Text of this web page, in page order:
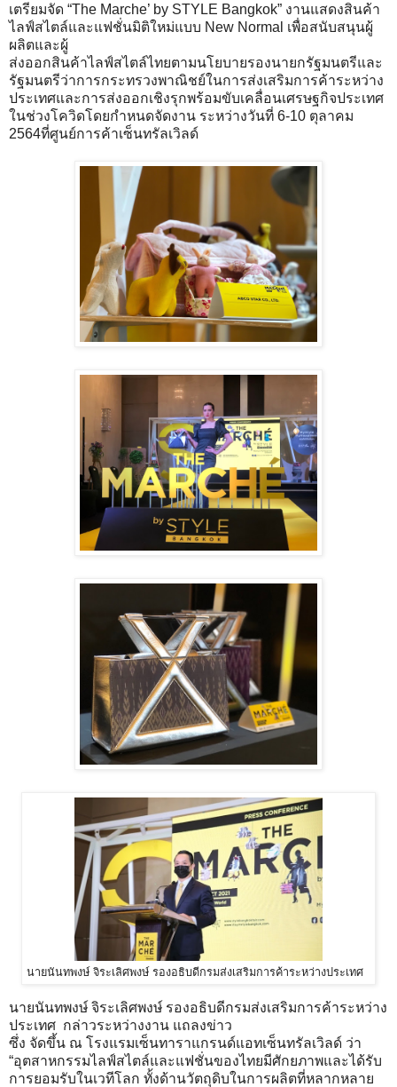
เตรียมจัด “The Marche’ by STYLE Bangkok” งานแสดงสินค้า
ไลฟ์สไตล์และแฟชั่นมิติใหม่แบบ New Normal เพื่อสนับสนุนผู้
ผลิตและผู้
ส่งออกสินค้าไลฟ์สไตล์ไทยตามนโยบายรองนายกรัฐมนตรีและ
รัฐมนตรีว่าการกระทรวงพาณิชย์ในการส่งเสริมการค้าระหว่าง
ประเทศและการส่งออกเชิงรุกพร้อมขับเคลื่อนเศรษฐกิจประเทศ
ในช่วงโควิดโดยกำหนดจัดงาน ระหว่างวันที่ 6-10 ตุลาคม
2564ที่ศูนย์การค้าเซ็นทรัลเวิลด์
นายนันทพงษ์ จิระเลิศพงษ์ รองอธิบดีกรมส่งเสริมการค้าระหว่างประเทศ
นายนันทพงษ์ จิระเลิศพงษ์ รองอธิบดีกรมส่งเสริมการค้าระหว่าง
ประเทศ กล่าวระหว่างงาน แถลงข่าว
ซึ่ง จัดขึ้น ณ โรงแรมเซ็นทาราแกรนด์แอทเซ็นทรัลเวิลด์ ว่า
“อุตสาหกรรมไลฟ์สไตล์และแฟชั่นของไทยมีศักยภาพและได้รับ
การยอมรับในเวทีโลก ทั้งด้านวัตถุดิบในการผลิตที่หลากหลาย